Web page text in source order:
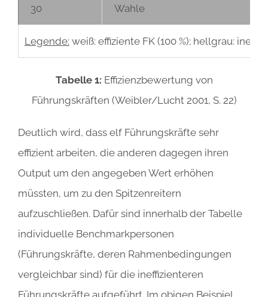
30 Wahle
Legende: weiß: effiziente FK (100 %); hellgrau:
Tabelle 1: Effizienzbewertung von
Führungskräften (Weibler/Lucht 2001, S. 22)
Deutlich wird, dass elf Führungskräfte sehr
effizient arbeiten, die anderen dagegen ihren
Output um den angegeben Wert erhöhen
müssten, um zu den Spitzenreitern
aufzuschließen. Dafür sind innerhalb der Tabelle
individuelle Benchmarkpersonen
(Führungskräfte, deren Rahmenbedingungen
vergleichbar sind) für die ineffizienteren
Führungskräfte aufgeführt. Im obigen Beispiel